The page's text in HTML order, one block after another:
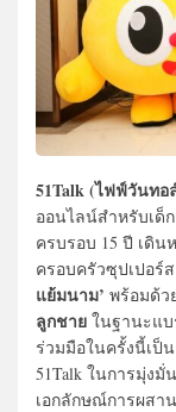
51Talk (ไฟฟ์วันทอ
ออนไลน์สำหรับเด็
ครบรอบ 15 ปี เดิ
ครอบครัวซุปเปอร์
แย้มนาม’ พร้อมด้ว
ลูกชาย ในฐานะแบ
ร่วมมือในครั้งนี้เป็
51Talk ในการมุ่ง
เอกลักษณ์การผสา